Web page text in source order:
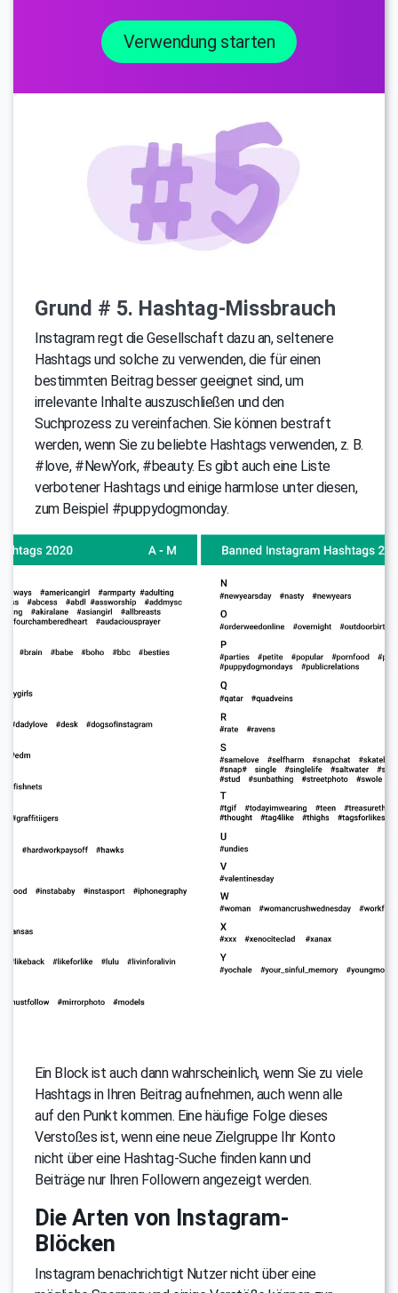
Verwendung starten
Grund # 5. Hashtag-Missbrauch
Instagram regt die Gesellschaft dazu an, seltenere
Hashtags und solche zu verwenden, die für einen
bestimmten Beitrag besser geeignet sind, um
irrelevante Inhalte auszuschließen und den
Suchprozess zu vereinfachen. Sie können bestraft
werden, wenn Sie zu beliebte Hashtags verwenden, z. B.
#love, #NewYork, #beauty. Es gibt auch eine Liste
verbotener Hashtags und einige harmlose unter diesen,
zum Beispiel #puppydogmonday.
Ein Block ist auch dann wahrscheinlich, wenn Sie zu viele
Hashtags in Ihren Beitrag aufnehmen, auch wenn alle
auf den Punkt kommen. Eine häufige Folge dieses
Verstoßes ist, wenn eine neue Zielgruppe Ihr Konto
nicht über eine Hashtag-Suche finden kann und
Beiträge nur Ihren Followern angezeigt werden.
Die Arten von Instagram-
Blöcken
Instagram benachrichtigt Nutzer nicht über eine